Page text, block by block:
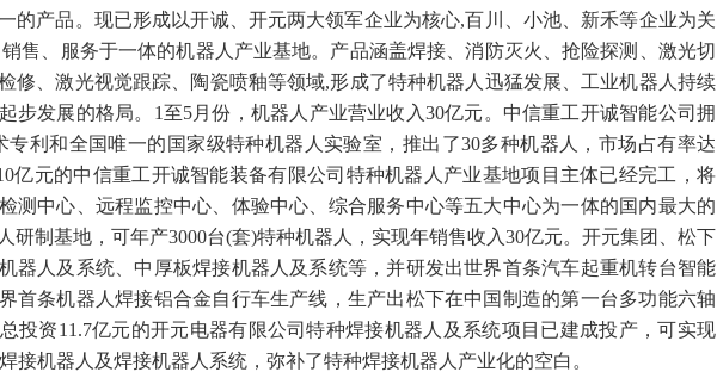
的产品。现已形成以开诚、开元两大领军企业为核心,百川、小池、新禾等企业为关
售、服务于一体的机器人产业基地。产品涵盖焊接、消防灭火、抢险探测、激光切
修、激光视觉跟踪、陶瓷喷釉等领域,形成了特种机器人迅猛发展、工业机器人持续
步发展的格局。1至5月份，机器人产业营业收入30亿元。中信重工开诚智能公司拥
专利和全国唯一的国家级特种机器人实验室，推出了30多种机器人，市场占有率达
亿元的中信重工开诚智能装备有限公司特种机器人产业基地项目主体已经完工，将
测中心、远程监控中心、体验中心、综合服务中心等五大中心为一体的国内最大的
研制基地，可年产3000台(套)特种机器人，实现年销售收入30亿元。开元集团、松下
器人及系统、中厚板焊接机器人及系统等，并研发出世界首条汽车起重机转台智能
首条机器人焊接铝合金自行车生产线，生产出松下在中国制造的第一台多功能六轴
投资11.7亿元的开元电器有限公司特种焊接机器人及系统项目已建成投产，可实现
接机器人及焊接机器人系统，弥补了特种焊接机器人产业化的空白。